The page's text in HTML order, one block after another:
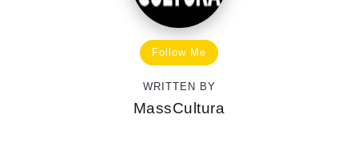
Follow Me
WRITTEN BY
MassCultura